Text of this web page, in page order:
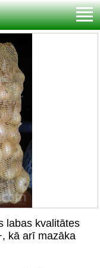
labas kvalitātes
kā arī mazāka